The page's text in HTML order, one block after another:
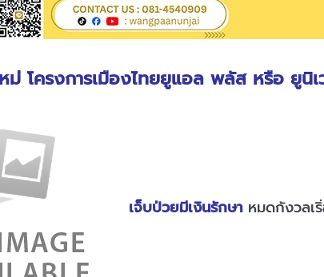
ม่ โครงการเมืองไทยยูแอล พลัส หรือ ยูนิ
เจ็บป่วยมีเงินรักษา หมดกังวลเ